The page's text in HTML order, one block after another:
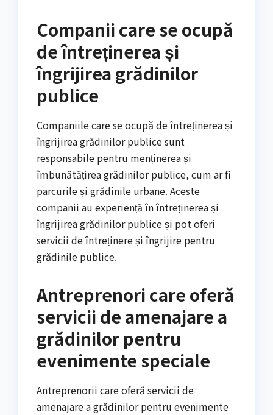
Companii care se ocupă
de întreținerea și
îngrijirea grădinilor
publice
Companiile care se ocupă de întreținerea și
îngrijirea grădinilor publice sunt
responsabile pentru menținerea și
îmbunătățirea grădinilor publice, cum ar fi
parcurile și grădinile urbane. Aceste
companii au experiență în întreținerea și
îngrijirea grădinilor publice și pot oferi
servicii de întreținere și îngrijire pentru
grădinile publice.
Antreprenori care oferă
servicii de amenajare a
grădinilor pentru
evenimente speciale
Antreprenorii care oferă servicii de
amenajare a grădinilor pentru evenimente